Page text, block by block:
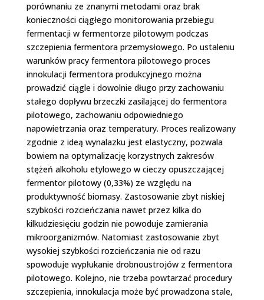
porównaniu ze znanymi metodami oraz brak
konieczności ciągłego monitorowania przebiegu
fermentacji w fermentorze pilotowym podczas
szczepienia fermentora przemysłowego. Po ustaleniu
warunków pracy fermentora pilotowego proces
innokulacji fermentora produkcyjnego można
prowadzić ciągle i dowolnie długo przy zachowaniu
stałego dopływu brzeczki zasilającej do fermentora
pilotowego, zachowaniu odpowiedniego
napowietrzania oraz temperatury. Proces realizowany
zgodnie z ideą wynalazku jest elastyczny, pozwala
bowiem na optymalizację korzystnych zakresów
stężeń alkoholu etylowego w cieczy opuszczającej
fermentor pilotowy (0,3­3%) ze względu na
produktywność biomasy. Zastosowanie zbyt niskiej
szybkości rozcieńczania nawet przez kilka do
kilkudziesięciu godzin nie powoduje zamierania
mikroorganizmów. Natomiast zastosowanie zbyt
wysokiej szybkości rozcieńczania nie od razu
spowoduje wypłukanie drobnoustrojów z fermentora
pilotowego. Kolejno, nie trzeba powtarzać procedury
szczepienia, innokulacja może być prowadzona stale,